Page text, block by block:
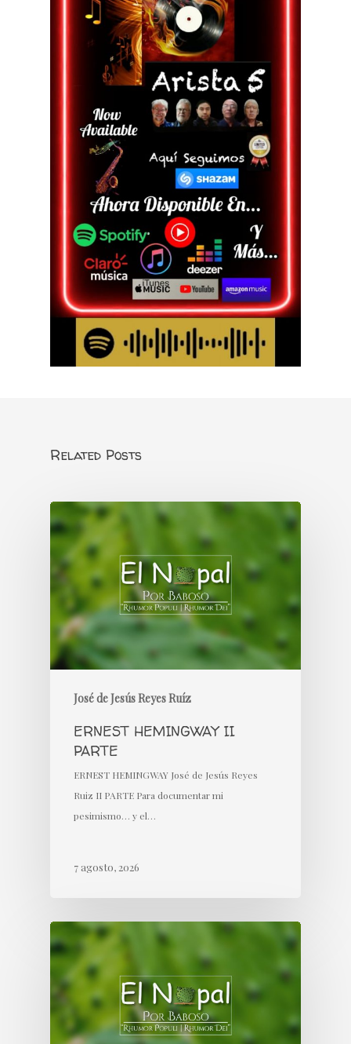
Related Posts
José de Jesús Reyes Ruíz
ERNEST HEMINGWAY II
PARTE
ERNEST HEMINGWAY José de Jesús Reyes
Ruiz II PARTE Para documentar mi
pesimismo… y el…
7 agosto, 2026